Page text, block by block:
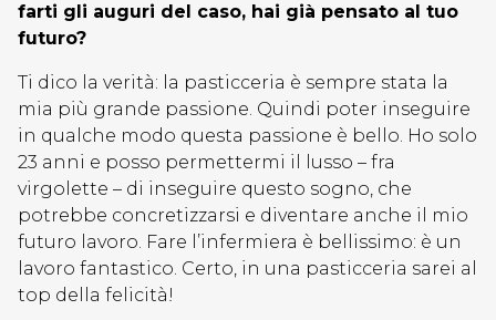
farti gli auguri del caso, hai già pensato al tuo
futuro?
Ti dico la verità: la pasticceria è sempre stata la
mia più grande passione. Quindi poter inseguire
in qualche modo questa passione è bello. Ho solo
23 anni e posso permettermi il lusso – fra
virgolette – di inseguire questo sogno, che
potrebbe concretizzarsi e diventare anche il mio
futuro lavoro. Fare l’infermiera è bellissimo: è un
lavoro fantastico. Certo, in una pasticceria sarei al
top della felicità!